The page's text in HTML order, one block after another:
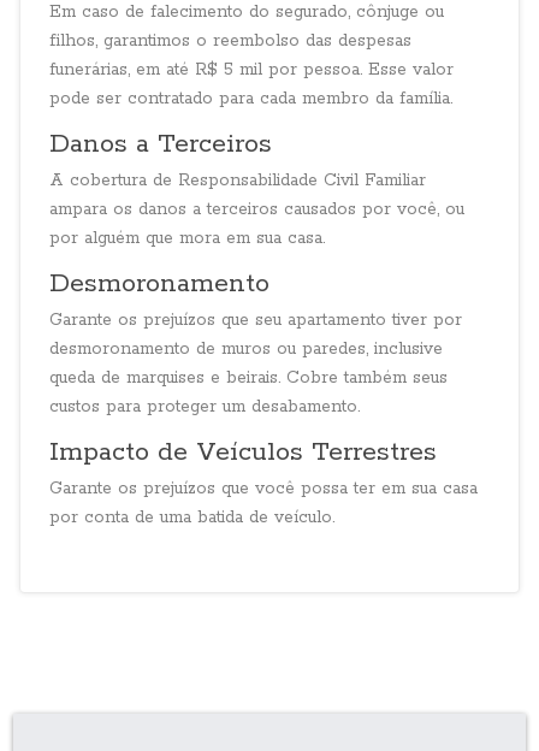
Em caso de falecimento do segurado, cônjuge ou
filhos, garantimos o reembolso das despesas
funerárias, em até R$ 5 mil por pessoa. Esse valor
pode ser contratado para cada membro da família.
Danos a Terceiros
A cobertura de Responsabilidade Civil Familiar
ampara os danos a terceiros causados por você, ou
por alguém que mora em sua casa.
Desmoronamento
Garante os prejuízos que seu apartamento tiver por
desmoronamento de muros ou paredes, inclusive
queda de marquises e beirais. Cobre também seus
custos para proteger um desabamento.
Impacto de Veículos Terrestres
Garante os prejuízos que você possa ter em sua casa
por conta de uma batida de veículo.